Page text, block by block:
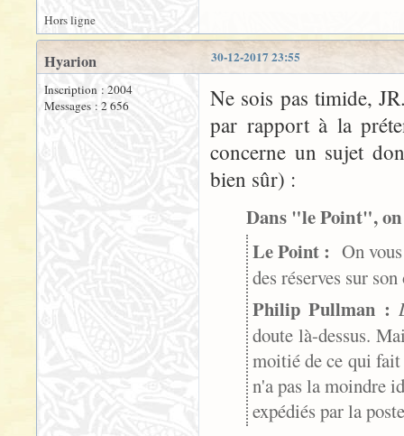
Hors ligne
30-12-2017 23:55
Hyarion
Inscription : 2004
Messages : 2 656
Ne sois pas timide,
par rapport à la
concerne un sujet
bien sûr) :
Dans "le Point",
Le Point : On
des réserves sur
Philip Pullman :
doute là-dessus.
moitié de ce qui
n'a pas la moindre
expédiés par la